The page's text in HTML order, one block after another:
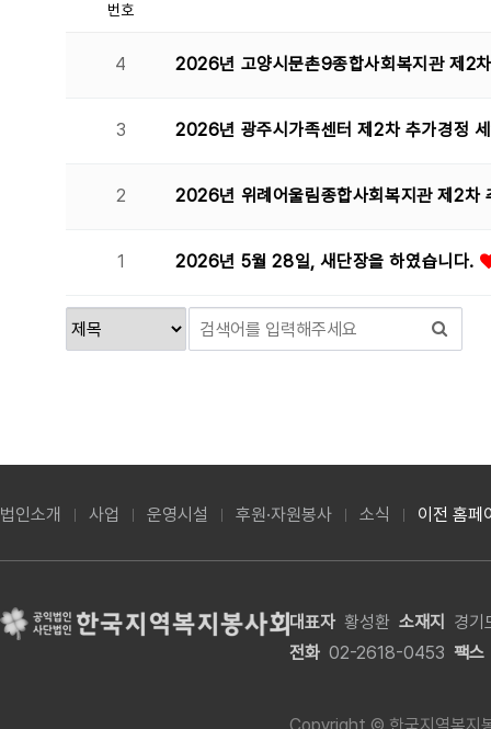
번호
4 2026년 고양시문촌9종합사회복지관 제2
3 2026년 광주시가족센터 제2차 추가경정
2 2026년 위례어울림종합사회복지관 제2차
1 2026년 5월 28일, 새단장을 하였습니다.
법인소개 사업 운영시설 후원·자원봉사 소식 이전 홈페
대표자 황성환 소재지
경
전화 02-2618-0453 팩스